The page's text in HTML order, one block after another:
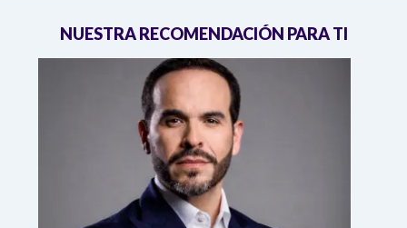
NUESTRA RECOMENDACIÓN PARA TI